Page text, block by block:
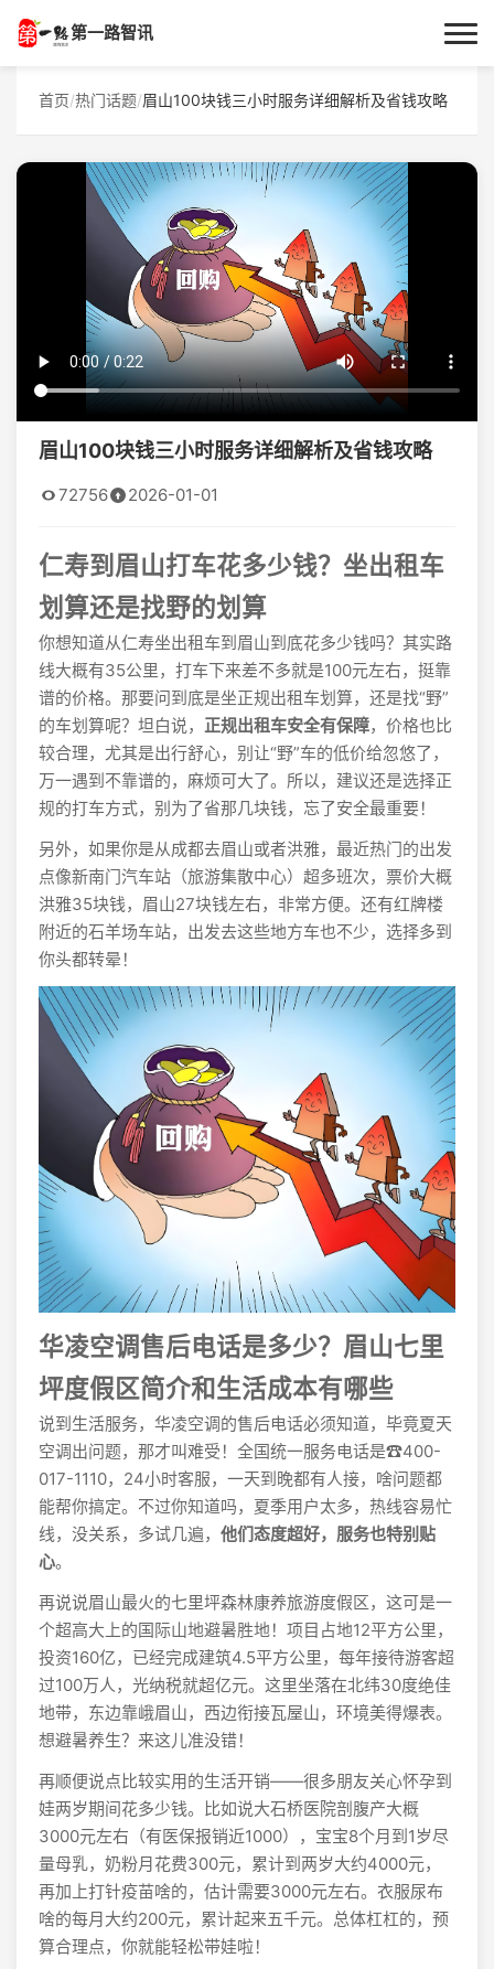
第一路智讯
首页
数码科技
实用技巧
首页 /热门话题/眉山100块钱三小时服务详细解析及省钱攻略
眉山100块钱三小时服务详细解析及省钱攻略
72756 2026-01-01
仁寿到眉山打车花多少钱？坐出租车
划算还是找野的划算
你想知道从仁寿坐出租车到眉山到底花多少钱吗？其实路
线大概有35公里，打车下来差不多就是100元左右，挺靠
谱的价格。那要问到底是坐正规出租车划算，还是找“野”
的车划算呢？坦白说， 正规出租车安全有保障，价格也比
较合理，尤其是出行舒心，别让“野”车的低价给忽悠了，
万一遇到不靠谱的，麻烦可大了。所以，建议还是选择正
规的打车方式，别为了省那几块钱，忘了安全最重要！
另外，如果你是从成都去眉山或者洪雅，最近热门的出发
点像新南门汽车站（旅游集散中心）超多班次，票价大概
洪雅35块钱，眉山27块钱左右，非常方便。还有红牌楼
附近的石羊场车站，出发去这些地方车也不少，选择多到
你头都转晕！
华凌空调售后电话是多少？眉山七里
坪度假区简介和生活成本有哪些
说到生活服务，华凌空调的售后电话必须知道，毕竟夏天
空调出问题，那才叫难受！全国统一服务电话是☎400-
017-1110，24小时客服，一天到晚都有人接，啥问题都
能帮你搞定。不过你知道吗，夏季用户太多，热线容易忙
线，没关系，多试几遍， 他们态度超好，服务也特别贴
心。
再说说眉山最火的七里坪森林康养旅游度假区，这可是一
个超高大上的国际山地避暑胜地！项目占地12平方公里，
投资160亿，已经完成建筑4.5平方公里，每年接待游客超
过100万人，光纳税就超亿元。这里坐落在北纬30度绝佳
地带，东边靠峨眉山，西边衔接瓦屋山，环境美得爆表。
想避暑养生？来这儿准没错！
再顺便说点比较实用的生活开销——很多朋友关心怀孕到
娃两岁期间花多少钱。比如说大石桥医院剖腹产大概
3000元左右（有医保报销近1000），宝宝8个月到1岁尽
量母乳，奶粉月花费300元，累计到两岁大约4000元，
再加上打针疫苗啥的，估计需要3000元左右。衣服尿布
啥的每月大约200元，累计起来五千元。总体杠杠的，预
算合理点，你就能轻松带娃啦！